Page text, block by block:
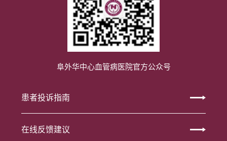
阜外华中心血管病医院官方公众号
患者投诉指南
在线反馈建议